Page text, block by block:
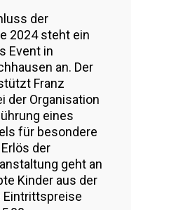
der
2024 steht ein
Event in
an. Der
Franz
der Organisation
eines
für besondere
der
geht an
Kinder aus der
Eintrittspreise